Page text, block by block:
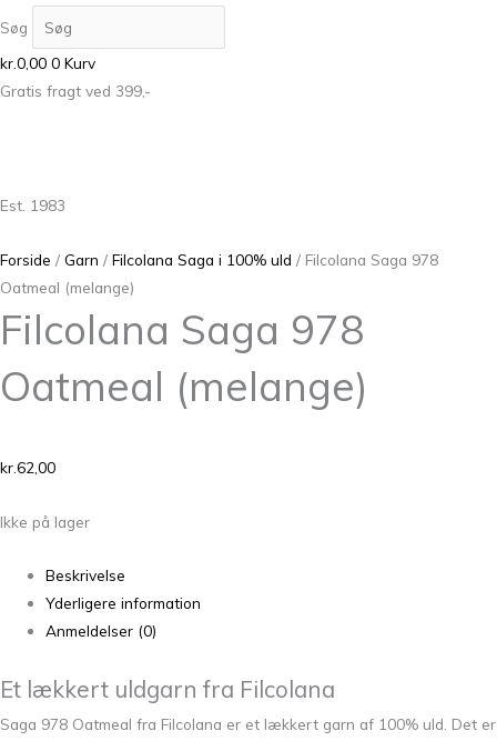
Søg
kr.0,00 0 Kurv
Gratis fragt ved 399,-
Est. 1983
Forside / Garn / Filcolana Saga i 100% uld / Filcolana Saga 978
Oatmeal (melange)
Filcolana Saga 978
Oatmeal (melange)
kr.62,00
Ikke på lager
Beskrivelse
Yderligere information
Anmeldelser (0)
Et lækkert uldgarn fra Filcolana
Saga 978 Oatmeal fra Filcolana er et lækkert garn af 100% uld. Det er